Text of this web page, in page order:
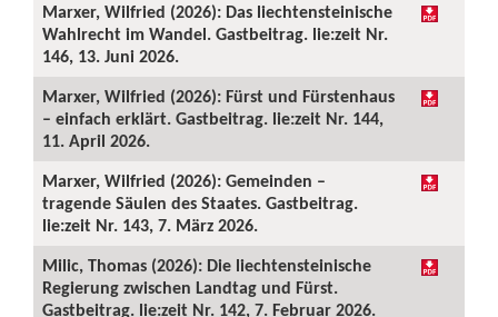
Marxer, Wilfried (2026): Das liechtensteinische
Wahlrecht im Wandel. Gastbeitrag. lie:zeit Nr.
146, 13. Juni 2026.
Marxer, Wilfried (2026): Fürst und Fürstenhaus
– einfach erklärt. Gastbeitrag. lie:zeit Nr. 144,
11. April 2026.
Marxer, Wilfried (2026): Gemeinden –
tragende Säulen des Staates. Gastbeitrag.
lie:zeit Nr. 143, 7. März 2026.
Milic, Thomas (2026): Die liechtensteinische
Regierung zwischen Landtag und Fürst.
Gastbeitrag. lie:zeit Nr. 142, 7. Februar 2026.